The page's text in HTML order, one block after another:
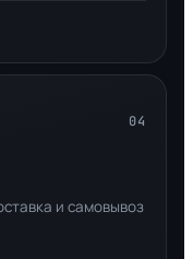
04
и самовывоз